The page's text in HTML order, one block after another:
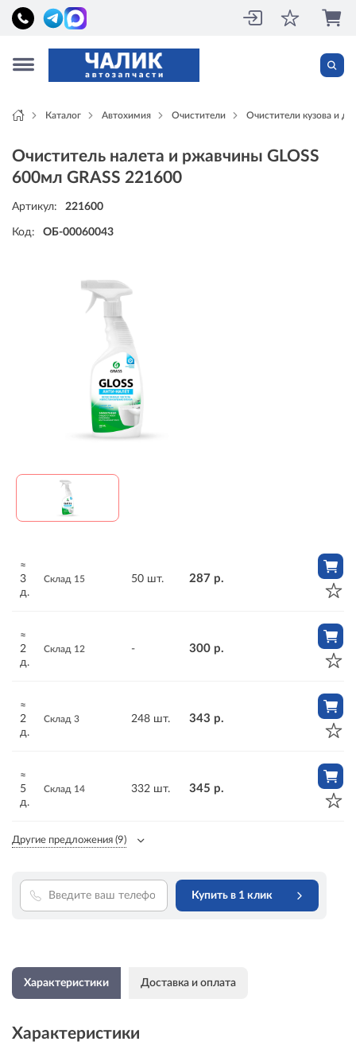
Каталог Автохимия Очистители Очистители кузова и
Очиститель налета и ржавчины GLOSS
600мл GRASS 221600
Артикул: 221600
Код: ОБ-00060043
≈
3
д.
Склад 15 50 шт. 287 р.
≈
2
д.
Склад 12 - 300 р.
≈
2
д.
Склад 3 248 шт. 343 р.
≈
5
д.
Склад 14 332 шт. 345 р.
Другие предложения (9)
Купить в 1 клик
Характеристики Доставка и оплата
Характеристики